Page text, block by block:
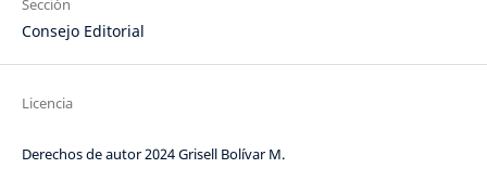
Sección
Consejo Editorial
Licencia
Derechos de autor 2024 Grisell Bolívar M.